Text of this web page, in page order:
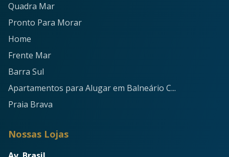
Quadra Mar
Pronto Para Morar
Home
Frente Mar
Barra Sul
Apartamentos para Alugar em Balneário C...
Praia Brava
Nossas Lojas